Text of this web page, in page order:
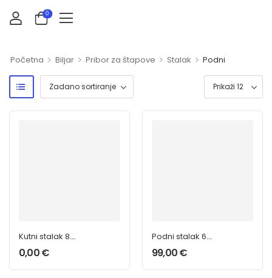
0
Početna > Biljar > Pribor za štapove > Stalak > Podni
Kutni stalak 8
štapova
0,00€
Podni stalak 6
štapova
99,00€